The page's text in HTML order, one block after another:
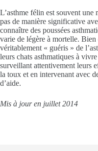
L’asthme félin est souvent une
pas de manière significative
connaître des poussées
varie de légère à mortelle. Bien
véritablement « guéris » de
leurs chats asthmatiques à
surveillant attentivement leurs
la toux et en intervenant avec
d’aide.
Mis à jour en juillet 2014